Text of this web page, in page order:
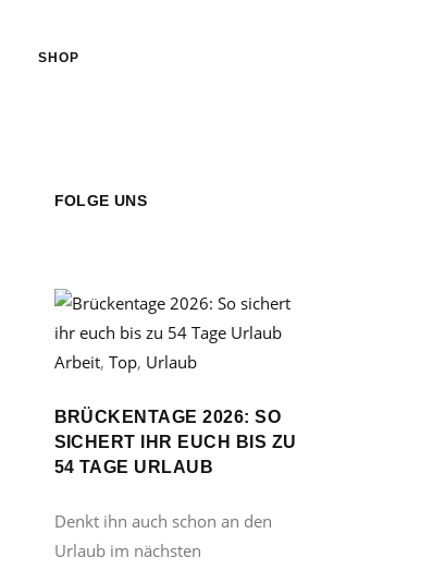
SHOP
FOLGE UNS
Arbeit, Top, Urlaub
BRÜCKENTAGE 2026: SO
SICHERT IHR EUCH BIS ZU
54 TAGE URLAUB
Denkt ihn auch schon an den
Urlaub im nächsten